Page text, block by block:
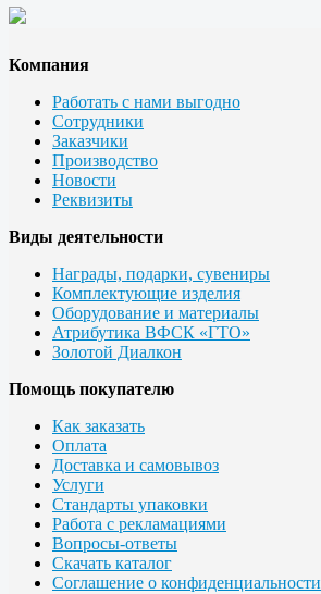
Компания
Работать с нами выгодно
Сотрудники
Заказчики
Производство
Новости
Реквизиты
Виды деятельности
Награды, подарки, сувениры
Комплектующие изделия
Оборудование и материалы
Атрибутика ВФСК «ГТО»
Золотой Диалкон
Помощь покупателю
Как заказать
Оплата
Доставка и самовывоз
Услуги
Стандарты упаковки
Работа с рекламациями
Вопросы-ответы
Скачать каталог
Соглашение о конфиденциальности